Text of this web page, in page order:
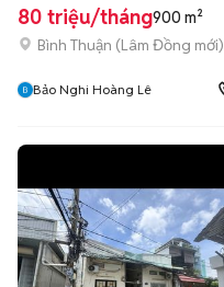
80 triệu/tháng900 m²
Bình Thuận (Lâm Đồng mới)
Bảo Nghi Hoàng Lê